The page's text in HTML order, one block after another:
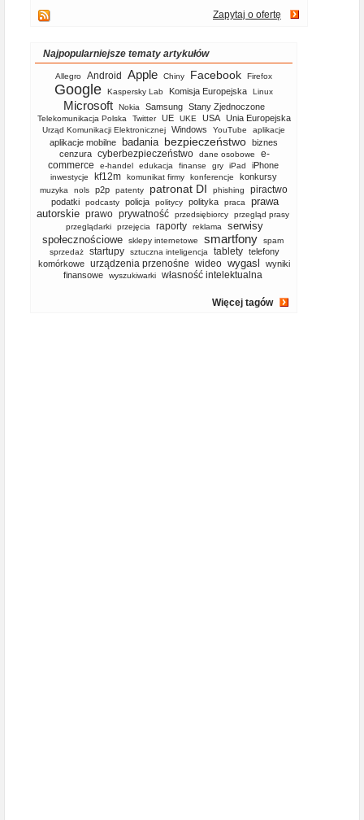
Zapytaj o ofertę
Najpopularniejsze tematy artykułów
Allegro Android Apple Chiny Facebook Firefox
Google Kaspersky Lab Komisja Europejska Linux
Microsoft Nokia Samsung Stany Zjednoczone
Telekomunikacja Polska Twitter UE UKE USA Unia Europejska
Urząd Komunikacji Elektronicznej Windows YouTube aplikacje
aplikacje mobilne badania bezpieczeństwo biznes
cenzura cyberbezpieczeństwo dane osobowe
e-
commerce
e-handel edukacja finanse gry iPad iPhone
inwestycje kf12m komunikat firmy konferencje konkursy
muzyka nols p2p patenty patronat DI phishing piractwo
podatki podcasty policja politycy polityka praca
prawa
autorskie prawo prywatność przedsiębiorcy
przegląd prasy
przeglądarki
przejęcia raporty reklama
serwisy
społecznościowe
sklepy internetowe smartfony
spam
sprzedaż
startupy sztuczna inteligencja tablety telefony
komórkowe
urządzenia przenośne wideo wygasl
wyniki
finansowe
wyszukiwarki własność intelektualna
Więcej tagów